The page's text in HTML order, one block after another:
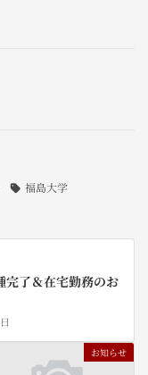
福島大学
完了＆在宅勤務のお
お知らせ